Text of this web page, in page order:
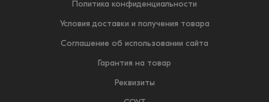
Политика конфиденциальности
Условия доставки и получения товара
Соглашение об использовании сайта
Гарантия на товар
Реквизиты